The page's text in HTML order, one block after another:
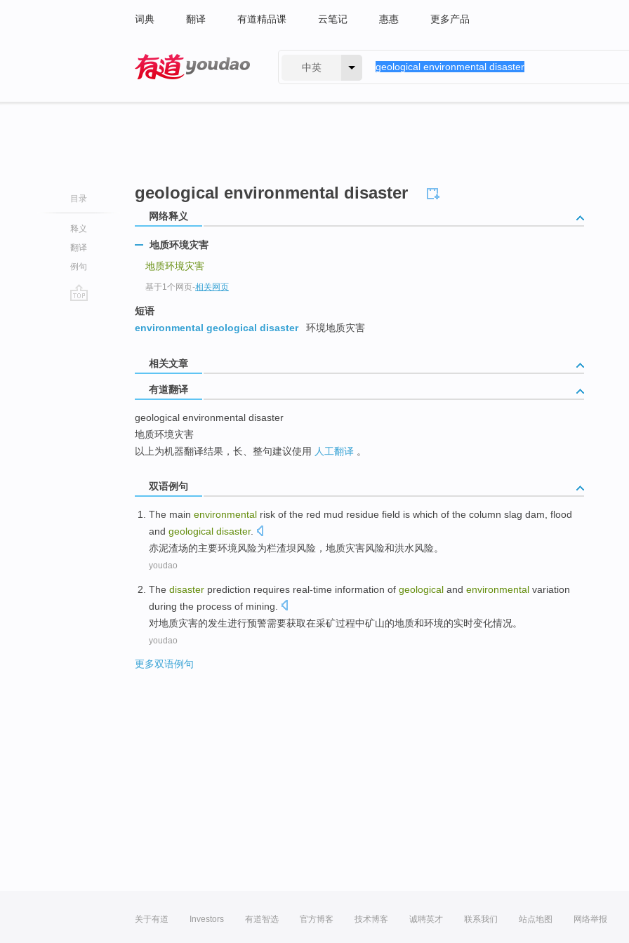
词典 翻译 有道精品课 云笔记 惠惠 更多产品
中英
目录
释义
翻译
例句
geological environmental disaster
网络释义
地质环境灾害
地质环境灾害
基于1个网页-相关网页
短语
environmental geological disaster
环境地质灾害
相关文章
有道翻译
geological environmental disaster
地质环境灾害
以上为机器翻译结果，长、整句建议使用 人工翻译 。
双语例句
The main environmental risk of the red mud residue field is which of the column slag dam flood
and geological disaster.
赤泥渣场的主要环境风险为栏渣坝风险， 地质灾害风险和洪水风险。
youdao
The disaster prediction requires real-time information of geological and environmental variation
during the process of mining
对地质灾害的发生进行预警需要获取在采矿过程中矿山的地质和环境的实时变化情况。
youdao
更多双语例句
关于有道 Investors 有道智选 官方博客 技术博客 诚聘英才 联系我们 站点地图 网络举报